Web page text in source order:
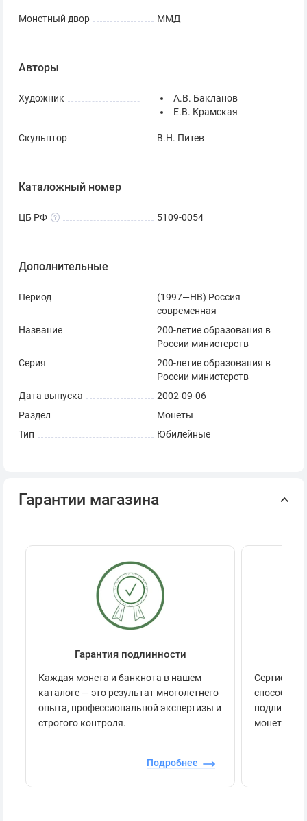
Монетный двор ММД
Авторы
Художник
А.В. Бакланов
Е.В. Крамская
Скульптор В.Н. Питев
Каталожный номер
ЦБ РФ 5109-0054
Дополнительные
Период
(1997—НВ) Россия
современная
Название
200-летие образования в
России министерств
Серия
200-летие образования в
России министерств
Дата выпуска
2002-09-06
Раздел
Монеты
Тип
Юбилейные
Гарантии магазина
Гарантия подлинности
Каждая монета и банкнота в нашем
каталоге — это результат многолетнего
опыта, профессиональной экспертизы и
строгого контроля.
Подробнее
способов
монеты.